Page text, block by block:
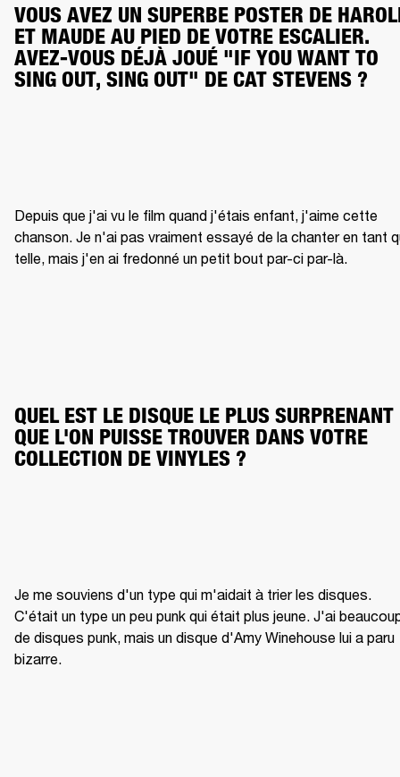
VOUS AVEZ UN SUPERBE POSTER DE
ET MAUDE AU PIED DE VOTRE ESCALIER.
AVEZ-VOUS DÉJÀ JOUÉ "IF YOU WANT TO
SING OUT, SING OUT" DE CAT STEVENS ?
Depuis que j'ai vu le film quand j'étais enfant, j'aime cette
chanson. Je n'ai pas vraiment essayé de la chanter en tant
telle, mais j'en ai fredonné un petit bout par-ci par-là.
QUEL EST LE DISQUE LE PLUS SURPRENANT
QUE L'ON PUISSE TROUVER DANS VOTRE
COLLECTION DE VINYLES ?
Je me souviens d'un type qui m'aidait à trier les disques.
C'était un type un peu punk qui était plus jeune. J'ai
de disques punk, mais un disque d'Amy Winehouse lui a paru
bizarre.